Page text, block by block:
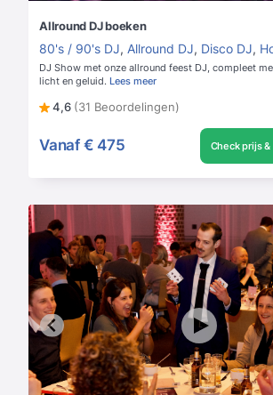
Allround DJ boeken
80's / 90's DJ, Allround DJ, Disco DJ,
DJ Show met onze allround feest DJ, compleet
licht en geluid. Lees meer
4,6 (31 Beoordelingen)
Vanaf € 475 Check prijs